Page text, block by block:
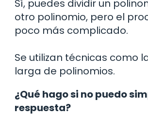
Sí, puedes dividir un
otro polinomio, pero el
poco más complicado.
Se utilizan técnicas como
larga de polinomios.
¿Qué hago si no puedo
respuesta?